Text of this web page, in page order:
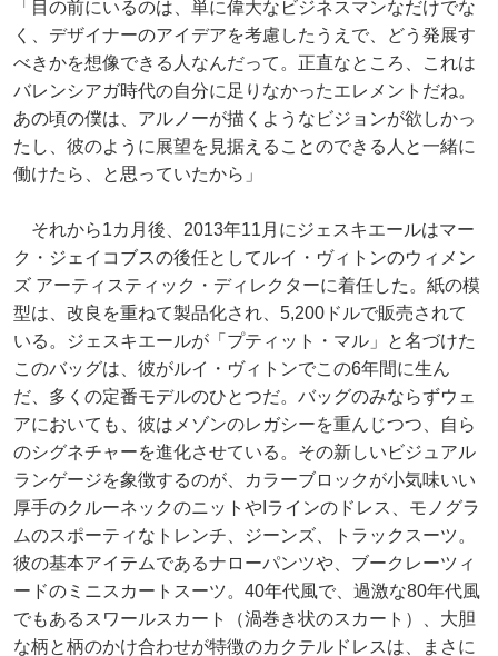
「目の前にいるのは、単に偉大なビジネスマンなだけでな
く、デザイナーのアイデアを考慮したうえで、どう発展す
べきかを想像できる人なんだって。正直なところ、これは
バレンシアガ時代の自分に足りなかったエレメントだね。
あの頃の僕は、アルノーが描くようなビジョンが欲しかっ
たし、彼のように展望を見据えることのできる人と一緒に
働けたら、と思っていたから」
それから1カ月後、2013年11月にジェスキエールはマー
ク・ジェイコブスの後任としてルイ・ヴィトンのウィメン
ズ アーティスティック・ディレクターに着任した。紙の模
型は、改良を重ねて製品化され、5,200ドルで販売されて
いる。ジェスキエールが「プティット・マル」と名づけた
このバッグは、彼がルイ・ヴィトンでこの6年間に生ん
だ、多くの定番モデルのひとつだ。バッグのみならずウェ
アにおいても、彼はメゾンのレガシーを重んじつつ、自ら
のシグネチャーを進化させている。その新しいビジュアル
ランゲージを象徴するのが、カラーブロックが小気味いい
厚手のクルーネックのニットやIラインのドレス、モノグラ
ムのスポーティなトレンチ、ジーンズ、トラックスーツ。
彼の基本アイテムであるナローパンツや、ブークレーツィ
ードのミニスカートスーツ。40年代風で、過激な80年代風
でもあるスワールスカート（渦巻き状のスカート）、大胆
な柄と柄のかけ合わせが特徴のカクテルドレスは、まさに